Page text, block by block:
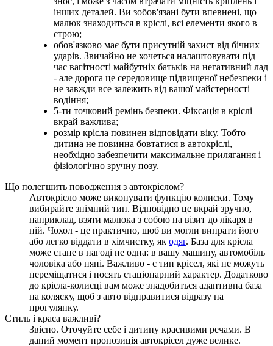
інших деталей. Ви зобов'язані бути впевнені, що
малюк знаходиться в кріслі, всі елементи якого в
строю;
обов'язково має бути присутній захист від бічних
ударів. Звичайно не хочеться налаштовувати під
час вагітності майбутніх батьків на негативний лад
- але дорога це середовище підвищеної небезпеки і
не завжди все залежить від вашої майстерності
водіння;
5-ти точковий ремінь безпеки. Фіксація в кріслі
вкрай важлива;
розмір крісла повинен відповідати віку. Тобто
дитина не повинна бовтатися в автокріслі,
необхідно забезпечити максимальне прилягання і
фізіологічно зручну позу.
Що полегшить поводження з автокріслом?
Автокрісло може виконувати функцію колиски. Тому
вибирайте знімний тип. Відповідно це вкрай зручно,
наприклад, взяти малюка з собою на візит до лікаря в
ній. Чохол - це практично, щоб ви могли випрати його
або легко віддати в хімчистку, як одяг. База для крісла
може стане в нагоді не одна: в вашу машину, автомобіль
чоловіка або няні. Важливо - є тип крісел, які не можуть
переміщатися і носять стаціонарний характер. Додатково
до крісла-колисці вам може знадобиться адаптивна база
на коляску, щоб з авто відправитися відразу на
прогулянку.
Стиль і краса важливі?
Звісно. Оточуйте себе і дитину красивими речами. В
даний момент пропозиція автокрісел дуже велике.